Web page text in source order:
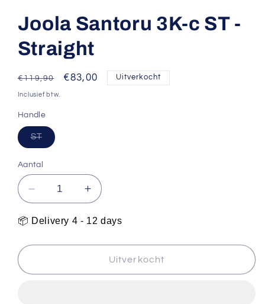
openen
in
modaal
Joola Santoru 3K-c ST -
Straight
Normale
prijs
€119,90 Aanbiedingsprijs
€83,00 Uitverkocht
Inclusief btw.
Handle
STVariant
uitverkocht
niet
beschikbaar
Aantal
Aantal
verlagen
voor
Santoru
c
Aantal
verhogen
voor
Santoru
c
📦 Delivery 4 - 12 days
Uitverkocht